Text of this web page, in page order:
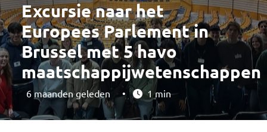
Excursie naar het
Europees Parlement in
Brussel met 5 havo
maatschappijwetenschappen
6 maanden geleden • 1 min